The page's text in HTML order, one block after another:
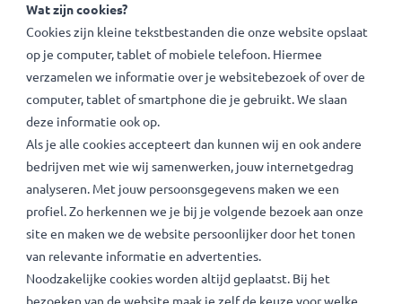
Datakeeper voor je op een rij gezet.
Wat zijn cookies?
Cookies zijn kleine tekstbestanden die onze website
op je computer, tablet of mobiele telefoon. Hiermee
verzamelen we informatie over je websitebezoek of over
computer, tablet of smartphone die je gebruikt. We slaan
deze informatie ook op.
Als je alle cookies accepteert dan kunnen wij en ook andere
bedrijven met wie wij samenwerken, jouw internetgedrag
analyseren. Met jouw persoonsgegevens maken we een
profiel. Zo herkennen we je bij je volgende bezoek aan
site en maken we de website persoonlijker door het tonen